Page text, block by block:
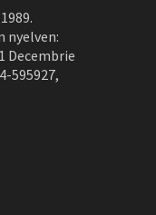
nyelven:
Decembrie
595927,